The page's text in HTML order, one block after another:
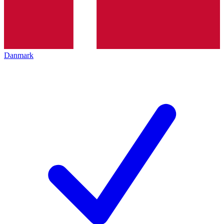
Danmark